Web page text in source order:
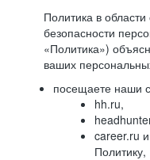
Политика в
безопасности
«Политика»)
ваших
посещаете наши
hh.ru,
career.ru
Политику,